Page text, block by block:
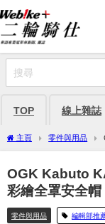
TOP 線上雜誌
主頁 零件與用品
安全帽 49,500日圓6月日本
OGK Kabuto
彩繪全罩安全
零件與用品 編輯部推